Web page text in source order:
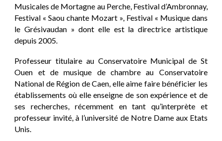
Musicales de Mortagne au Perche, Festival d’Ambronnay,
Festival « Saou chante Mozart », Festival « Musique dans
le Grésivaudan »dont elle est la directrice artistique
depuis 2005.
Professeur titulaire au Conservatoire Municipal de St
Ouen et de musique de chambre au Conservatoire
National de Région de Caen, elle aime faire bénéficier les
établissements où elle enseigne de son expérience et de
ses recherches, récemment en tant qu’interprète et
professeur invité, à l’université de Notre Dame aux Etats
Unis.